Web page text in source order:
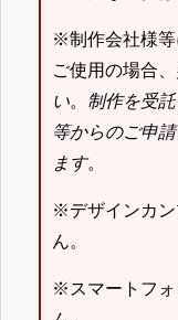
※制作会社様等
ご使用の場合、
い。 制作を受
等からのご申
ます。
※デザインカン
ん。
※スマートフォ